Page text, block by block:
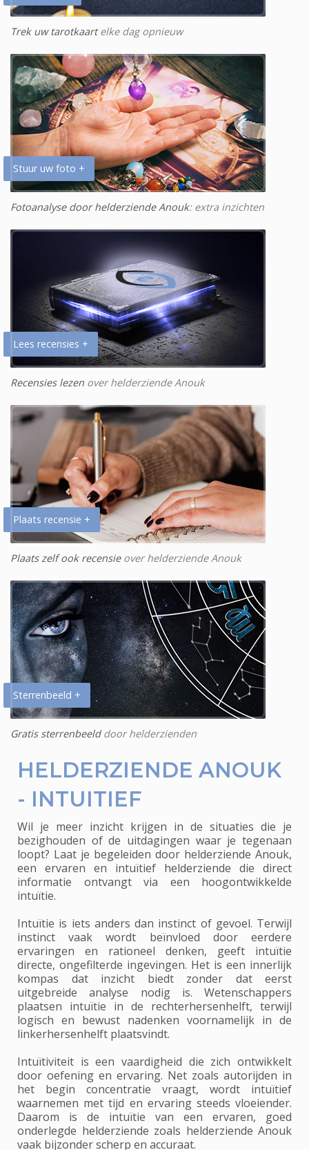
Trek uw tarotkaartelke dag opnieuw
Stuur uw foto +
Fotoanalyse door helderziende Anouk: extra inzichten
Lees recensies +
Recensies lezen over helderziende Anouk
Plaats recensie +
Plaats zelf ook recensieover helderziende Anouk
Sterrenbeeld +
Gratis sterrenbeelddoor helderzienden
HELDERZIENDE ANOUK
- INTUITIEF
Wil je meer inzicht krijgen in de situaties die je
bezighouden of de uitdagingen waar je tegenaan
loopt? Laat je begeleiden door helderziende Anouk,
een ervaren en intuïtief helderziende die direct
informatie ontvangt via een hoogontwikkelde
intuïtie.
Intuïtie is iets anders dan instinct of gevoel. Terwijl
instinct vaak wordt beïnvloed door eerdere
ervaringen en rationeel denken, geeft intuïtie
directe, ongefilterde ingevingen. Het is een innerlijk
kompas dat inzicht biedt zonder dat eerst
uitgebreide analyse nodig is. Wetenschappers
plaatsen intuïtie in de rechterhersenhelft, terwijl
logisch en bewust nadenken voornamelijk in de
linkerhersenhelft plaatsvindt.
Intuïtiviteit is een vaardigheid die zich ontwikkelt
door oefening en ervaring. Net zoals autorijden in
het begin concentratie vraagt, wordt intuïtief
waarnemen met tijd en ervaring steeds vloeiender.
Daarom is de intuïtie van een ervaren, goed
onderlegde helderziende zoals helderziende Anouk
vaak bijzonder scherp en accuraat.